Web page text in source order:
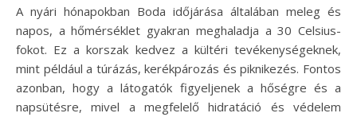
A nyári hónapokban Boda időjárása általában meleg és
napos, a hőmérséklet gyakran meghaladja a 30 Celsius-
fokot. Ez a korszak kedvez a kültéri tevékenységeknek,
mint például a túrázás, kerékpározás és piknikezés. Fontos
azonban, hogy a látogatók figyeljenek a hőségre és a
napsütésre, mivel a megfelelő hidratáció és védelem